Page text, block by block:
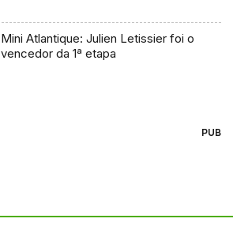
Mini Atlantique: Julien Letissier foi o
vencedor da 1ª etapa
PUB